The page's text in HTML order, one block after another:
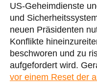
US-Geheimdienste
und
neuen Präsidenten
Konflikte
beschworen und zu
aufgefordert wird.
vor einem Reset der